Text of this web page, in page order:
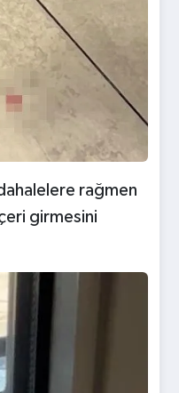
rağmen
girmesini